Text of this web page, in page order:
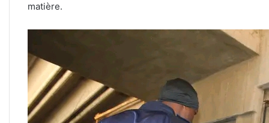
matière.